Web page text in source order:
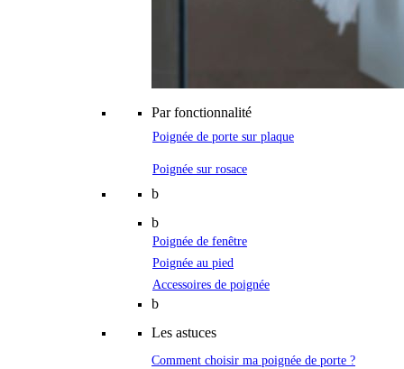
Par fonctionnalité
Poignée de porte sur plaque
Poignée sur rosace
b
b
Poignée de fenêtre
Poignée au pied
Accessoires de poignée
b
Les astuces
Comment choisir ma poignée de porte ?